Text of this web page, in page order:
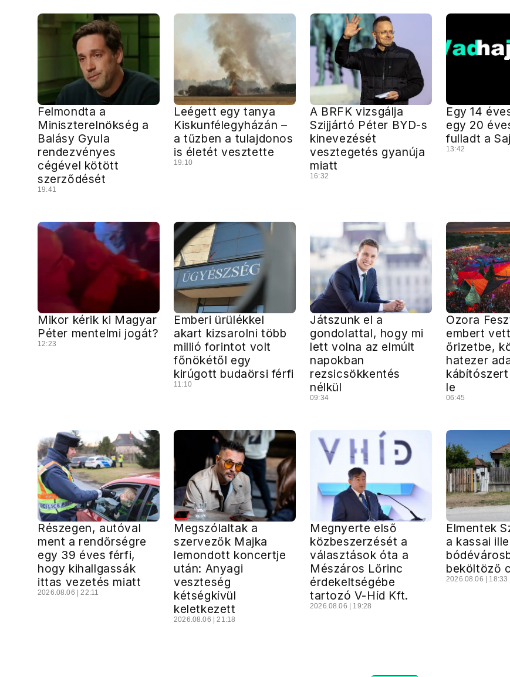
Felmondta a
Miniszterelnökség a
Balásy Gyula
rendezvényes
cégével kötött
szerződését
19:41
Leégett egy tanya
Kiskunfélegyházán –
a tűzben a tulajdonos
is életét vesztette
19:10
A BRFK vizsgálja
Szijjártó Péter BYD-s
kinevezését
vesztegetés gyanúja
miatt
16:32
Egy 14
egy 20
fulladt a
13:42
Mikor kérik ki Magyar
Péter mentelmi jogát?
12:23
Emberi ürülékkel
akart kizsarolni több
millió forintot volt
főnökétől egy
kirúgott budaörsi férfi
11:10
Játszunk el a
gondolattal, hogy mi
lett volna az elmúlt
napokban
rezsicsökkentés
nélkül
09:34
Ozora
embert
őrizetbe,
hatezer
le
06:45
Részegen, autóval
ment a rendőrségre
egy 39 éves férfi,
hogy kihallgassák
ittas vezetés miatt
2026.08.06 | 22:11
Megszólaltak a
szervezők Majka
lemondott koncertje
után: Anyagi
veszteség
kétségkívül
keletkezett
2026.08.06 | 21:18
Megnyerte első
közbeszerzését a
választások óta a
Mészáros Lőrinc
érdekeltségébe
tartozó V-Híd Kft.
2026.08.06 | 19:28
Elmentek
a kassai
beköltöző
2026.08.06 | 18:33